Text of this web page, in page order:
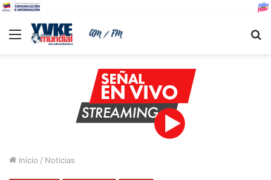
Menu
Inicio / Noticias